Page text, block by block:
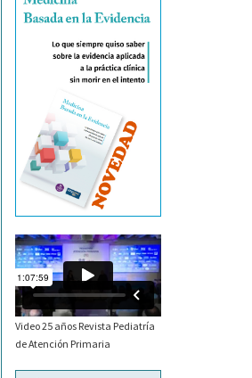
Video 25 años Revista Pediatría
de Atención Primaria